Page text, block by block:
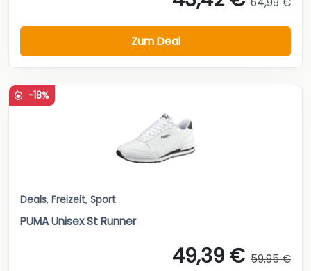
Zum Deal
-18%
Deals, Freizeit, Sport
PUMA Unisex St Runner
49,39 € 59,95 €